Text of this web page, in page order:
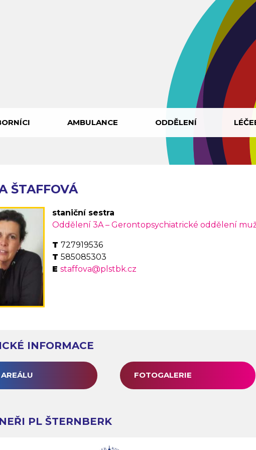
AMBULANCE ODDĚLENÍ
ŠTAFFOVÁ
staniční sestra
Oddělení 3A – Gerontopsychiatrické oddělení
727919536
585085303
staffova@plstbk.cz
INFORMACE
FOTOGALERIE
PL ŠTERNBERK